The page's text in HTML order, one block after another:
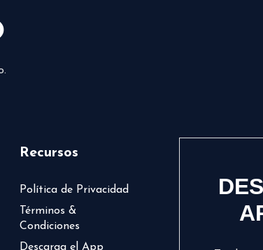
Recursos
Política de Privacidad
Términos &
Condiciones
Descarga el App